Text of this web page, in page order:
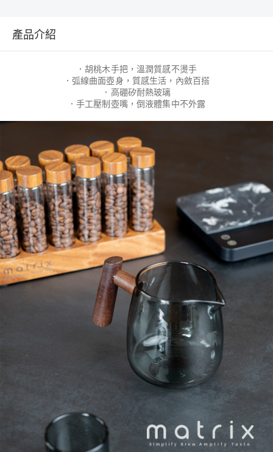
產品介紹
．胡桃木手把，溫潤質感不燙手
．弧線曲面壺身，質感生活，內斂百搭
．高硼矽耐熱玻璃
．手工壓制壺嘴，倒液體集中不外露